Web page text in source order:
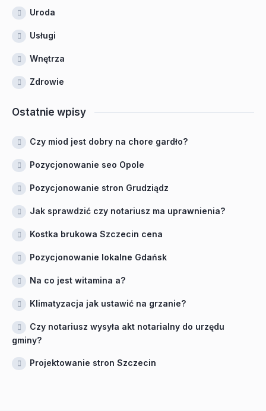
Uroda
Usługi
Wnętrza
Zdrowie
Ostatnie wpisy
Czy miod jest dobry na chore gardło?
Pozycjonowanie seo Opole
Pozycjonowanie stron Grudziądz
Jak sprawdzić czy notariusz ma uprawnienia?
Kostka brukowa Szczecin cena
Pozycjonowanie lokalne Gdańsk
Na co jest witamina a?
Klimatyzacja jak ustawić na grzanie?
Czy notariusz wysyła akt notarialny do urzędu
gminy?
Projektowanie stron Szczecin